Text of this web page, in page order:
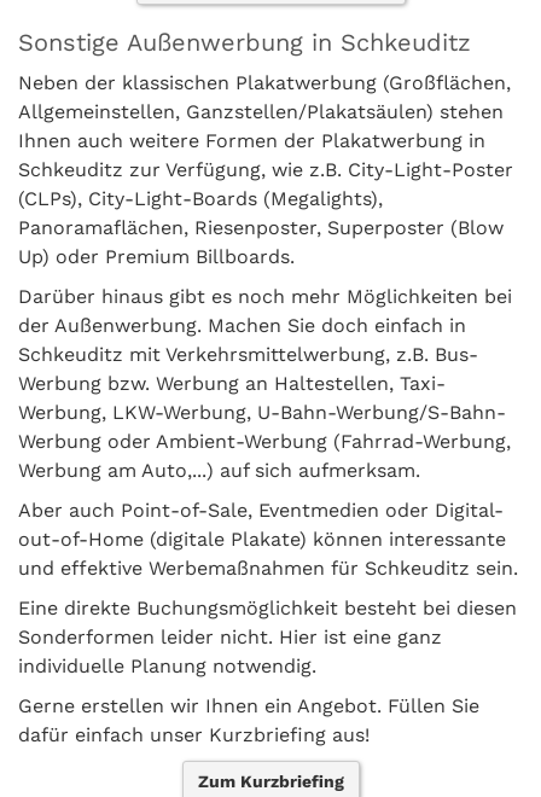
Sonstige Außenwerbung in Schkeuditz
Neben der klassischen Plakatwerbung (Großflächen,
Allgemeinstellen, Ganzstellen/Plakatsäulen) stehen
Ihnen auch weitere Formen der Plakatwerbung in
Schkeuditz zur Verfügung, wie z.B. City-Light-Poster
(CLPs), City-Light-Boards (Megalights),
Panoramaflächen, Riesenposter, Superposter (Blow
Up) oder Premium Billboards.
Darüber hinaus gibt es noch mehr Möglichkeiten bei
der Außenwerbung. Machen Sie doch einfach in
Schkeuditz mit Verkehrsmittelwerbung, z.B. Bus-
Werbung bzw. Werbung an Haltestellen, Taxi-
Werbung, LKW-Werbung, U-Bahn-Werbung/S-Bahn-
Werbung oder Ambient-Werbung (Fahrrad-Werbung,
Werbung am Auto,...) auf sich aufmerksam.
Aber auch Point-of-Sale, Eventmedien oder Digital-
out-of-Home (digitale Plakate) können interessante
und effektive Werbemaßnahmen für Schkeuditz sein.
Eine direkte Buchungsmöglichkeit besteht bei diesen
Sonderformen leider nicht. Hier ist eine ganz
individuelle Planung notwendig.
Gerne erstellen wir Ihnen ein Angebot. Füllen Sie
dafür einfach unser Kurzbriefing aus!
Zum Kurzbriefing